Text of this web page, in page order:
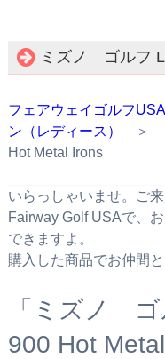
ミズノ ゴルフ
フェアウェイゴルフ
ン（レディース）
＞
Hot Metal Irons
いらっしゃいませ。ご
Fairway Golf USAで、
できますよ。
購入した商品でお仲間
「ミズノ
900 Hot